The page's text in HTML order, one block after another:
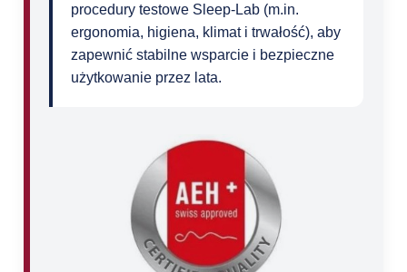
procedury testowe Sleep‑Lab (m.in.
ergonomia, higiena, klimat i trwałość), aby
zapewnić stabilne wsparcie i bezpieczne
użytkowanie przez lata.